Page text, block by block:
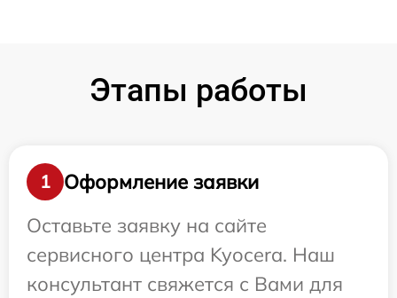
Этапы работы
1
Оформление заявки
Оставьте заявку на сайте
сервисного центра Kyocera. Наш
консультант свяжется с Вами для